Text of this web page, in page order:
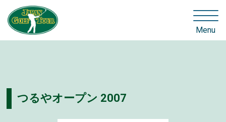
Menu
つるやオープン 2007